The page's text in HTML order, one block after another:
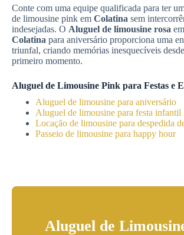
Conte com uma equipe qualificada para ter
de limousine pink em Colatina sem
indesejadas. O Aluguel de limousine rosa em
Colatina para aniversário proporciona uma
triunfal, criando memórias inesquecíveis
primeiro momento.
Aluguel de Limousine Pink para Festas e
Aluguel de limousine para aniversário
Aluguel de limousine para festa infantil
Locação de limousine para despedida
Passeio de limousine para happy hour
Aluguel de